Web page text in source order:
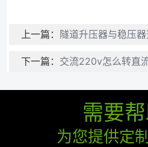
上一篇： 隧道升压器与稳压器
下一篇： 交流220v怎么转直流220v？
需要帮
为您提供定